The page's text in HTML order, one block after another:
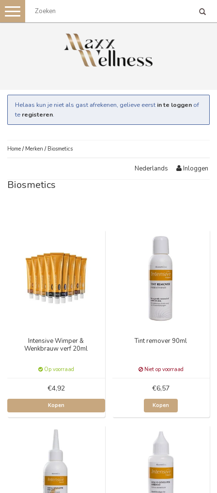
Toggle
navigation
Helaas kun je niet als gast afrekenen, gelieve eerst in te loggen of
te registeren.
Home / Merken / Biosmetics
Nederlands Inloggen
Biosmetics
Intensive Wimper &
Wenkbrauw verf 20ml
Op voorraad
€4,92
Kopen
Tint remover 90ml
Niet op voorraad
€6,57
Kopen